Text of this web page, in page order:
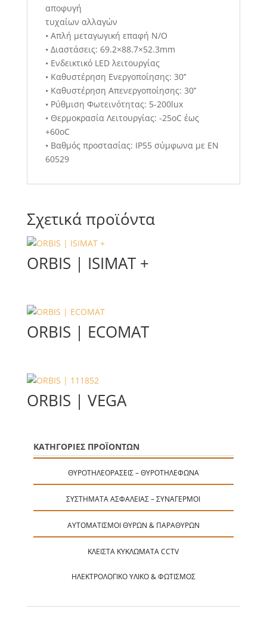
αποφυγή
τυχαίων αλλαγών
• Απλή μεταγωγική επαφή N/O
• Διαστάσεις: 69.2×88.7×52.3mm
• Ενδεικτικό LED λειτουργίας
• Καθυστέρηση Ενεργοποίησης: 30’’
• Καθυστέρηση Απενεργοποίησης: 30’’
• Ρύθμιση Φωτεινότητας: 5-200lux
• Θερμοκρασία Λειτουργίας: -25οC έως
+60οC
• Βαθμός προστασίας: IP55 σύμφωνα με EN
60529
Σχετικά προϊόντα
ORBIS | ISIMAT +
ORBIS | ECOMAT
ORBIS | VEGA
ΚΑΤΗΓΟΡΙΕΣ ΠΡΟΪΟΝΤΩΝ
ΘΥΡΟΤΗΛΕΟΡΆΣΕΙΣ – ΘΥΡΟΤΗΛΈΦΩΝΑ
ΣΥΣΤΉΜΑΤΑ ΑΣΦΑΛΕΊΑΣ – ΣΥΝΑΓΕΡΜΟΊ
ΑΥΤΟΜΑΤΙΣΜΟΊ ΘΥΡΏΝ & ΠΑΡΑΘΎΡΩΝ
ΚΛΕΙΣΤΆ ΚΥΚΛΏΜΑΤΑ CCTV
ΗΛΕΚΤΡΟΛΟΓΙΚΌ ΥΛΙΚΌ & ΦΩΤΙΣΜΌΣ